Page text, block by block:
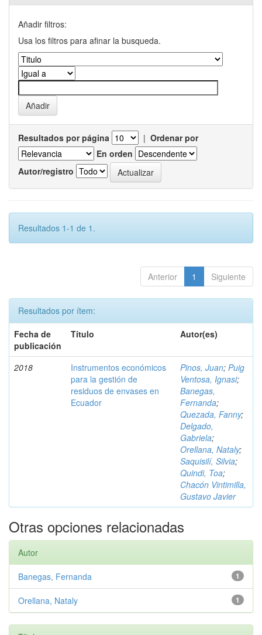
Añadir filtros:
Usa los filtros para afinar la busqueda.
Resultados por página | Ordenar por
En orden
Autor/registro
Resultados 1-1 de 1.
Anterior 1 Siguiente
Resultados por ítem:
Fecha de
publicación
Título Autor(es)
2018
Instrumentos económicos
para la gestión de
residuos de envases en
Ecuador
Pinos, Juan; Puig
Ventosa, Ignasi;
Banegas,
Fernanda;
Quezada, Fanny;
Delgado,
Gabriela;
Orellana, Nataly;
Saquisilí, Silvia;
Quindi, Toa;
Chacón Vintimilla,
Gustavo Javier
Otras opciones relacionadas
Autor
1
Banegas, Fernanda
1
Orellana, Nataly